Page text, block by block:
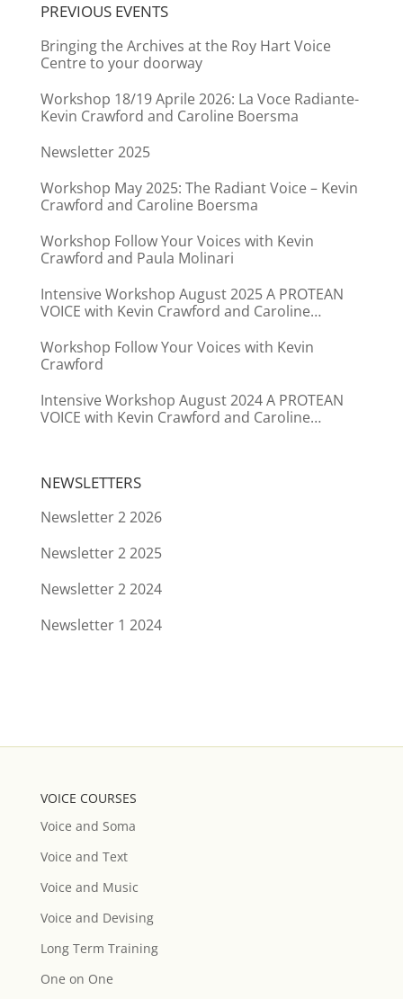
PREVIOUS EVENTS
Bringing the Archives at the Roy Hart Voice
Centre to your doorway
Workshop 18/19 Aprile 2026: La Voce Radiante-
Kevin Crawford and Caroline Boersma
Newsletter 2025
Workshop May 2025: The Radiant Voice – Kevin
Crawford and Caroline Boersma
Workshop Follow Your Voices with Kevin
Crawford and Paula Molinari
Intensive Workshop August 2025 A PROTEAN
VOICE with Kevin Crawford and Caroline
Workshop Follow Your Voices with Kevin
Crawford
Intensive Workshop August 2024 A PROTEAN
VOICE with Kevin Crawford and Caroline
NEWSLETTERS
Newsletter 2 2026
Newsletter 2 2025
Newsletter 2 2024
Newsletter 1 2024
VOICE COURSES
Voice and Soma
Voice and Text
Voice and Music
Voice and Devising
Long Term Training
One on One